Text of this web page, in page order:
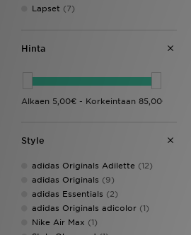
Lapset (7)
Hinta
Style
adidas Originals Adilette (12)
adidas Originals (9)
adidas Essentials (2)
adidas Originals adicolor (1)
Nike Air Max (1)